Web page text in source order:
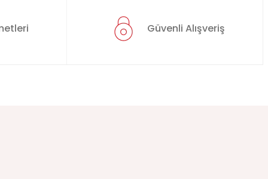
Güvenli Alışveriş